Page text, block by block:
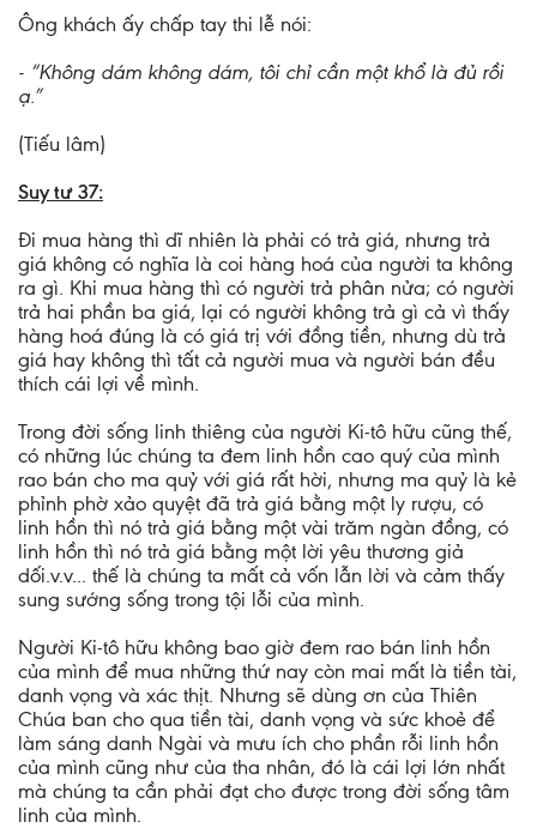
Ông khách ấy chấp tay thi lễ nói:
- “Không dám không dám, tôi chỉ cần một khổ là đủ rồi
ạ.”
(Tiếu lâm)
Suy tư 37:
Đi mua hàng thì dĩ nhiên là phải có trả giá, nhưng trả
giá không có nghĩa là coi hàng hoá của người ta không
ra gì. Khi mua hàng thì có người trả phân nửa; có người
trả hai phần ba giá, lại có người không trả gì cả vì thấy
hàng hoá đúng là có giá trị với đồng tiền, nhưng dù trả
giá hay không thì tất cả người mua và người bán đều
thích cái lợi về mình.
Trong đời sống linh thiêng của người Ki-tô hữu cũng thế,
có những lúc chúng ta đem linh hồn cao quý của mình
rao bán cho ma quỷ với giá rất hời, nhưng ma quỷ là kẻ
phỉnh phờ xảo quyệt đã trả giá bằng một ly rượu, có
linh hồn thì nó trả giá bằng một vài trăm ngàn đồng, có
linh hồn thì nó trả giá bằng một lời yêu thương giả
dối.v.v... thế là chúng ta mất cả vốn lẫn lời và cảm thấy
sung sướng sống trong tội lỗi của mình.
Người Ki-tô hữu không bao giờ đem rao bán linh hồn
của mình để mua những thứ nay còn mai mất là tiền tài,
danh vọng và xác thịt. Nhưng sẽ dùng ơn của Thiên
Chúa ban cho qua tiền tài, danh vọng và sức khoẻ để
làm sáng danh Ngài và mưu ích cho phần rỗi linh hồn
của mình cũng như của tha nhân, đó là cái lợi lớn nhất
mà chúng ta cần phải đạt cho được trong đời sống tâm
linh của mình.